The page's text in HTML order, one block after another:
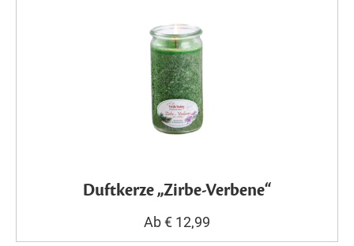
Duftkerze „Zirbe-Verbene“
Ab € 12,99